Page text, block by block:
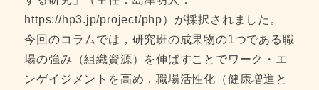
https://hp3.jp/project/php）が採択されました。
今回のコラムでは，研究班の成果物の1つである職
場の強み（組織資源）を伸ばすことでワーク・エ
ンゲイジメントを高め，職場活性化（健康増進と